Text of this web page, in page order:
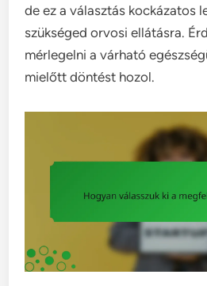
de ez a választás kockázatos
szükséged orvosi ellátásra.
mérlegelni a várható
mielőtt döntést hozol.